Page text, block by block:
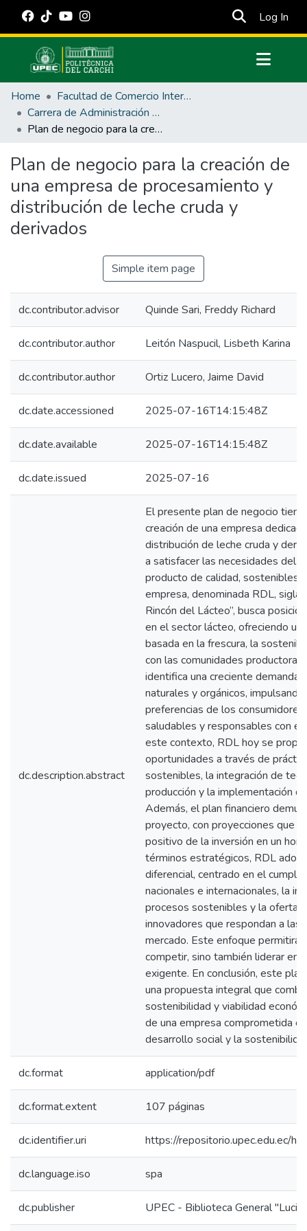
Log In
Communities & Collections
All of DSpace
Statistics
Estadísticas Externas
Manuales
Home
Facultad de Comercio Internacional, Integración, Administración y Economía Empresarial
Carrera de Administración de Empresas y Marketing
Plan de negocio para la creación de una empresa de procesamiento y distribución de leche cruda y derivados
Plan de negocio para la creación de
una empresa de procesamiento y
distribución de leche cruda y
derivados
Simple item page
dc.contributor.advisor Quinde Sari, Freddy Richard
dc.contributor.author Leitón Naspucil, Lisbeth Karina
dc.contributor.author Ortiz Lucero, Jaime David
dc.date.accessioned 2025-07-16T14:15:48Z
dc.date.available 2025-07-16T14:15:48Z
dc.date.issued 2025-07-16
dc.description.abstract
El presente plan de negocio
creación de una empresa
distribución de leche cruda y
a satisfacer las necesidades del
producto de calidad, sostenibles
empresa, denominada RDL,
Rincón del Lácteo”, busca
en el sector lácteo, ofreciendo
basada en la frescura, la
con las comunidades
identifica una creciente demanda
naturales y orgánicos,
preferencias de los consumidores
saludables y responsables con el
este contexto, RDL hoy se
oportunidades a través de
sostenibles, la integración de
producción y la implementación
Además, el plan financiero
proyecto, con proyecciones que
positivo de la inversión en un
términos estratégicos, RDL
diferencial, centrado en el
nacionales e internacionales, la
procesos sostenibles y la oferta
innovadores que respondan a las
mercado. Este enfoque permitirá
competir, sino también liderar en
exigente. En conclusión, este
una propuesta integral que
sostenibilidad y viabilidad
de una empresa comprometida
desarrollo social y la
dc.format application/pdf
dc.format.extent 107 páginas
dc.identifier.uri https://repositorio.upec.edu.ec/
dc.language.iso spa
dc.publisher UPEC - Biblioteca General